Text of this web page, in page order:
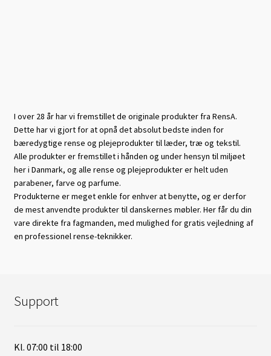
I over 28 år har vi fremstillet de originale produkter fra RensA.
Dette har vi gjort for at opnå det absolut bedste inden for
bæredygtige rense og plejeprodukter til læder, træ og tekstil.
Alle produkter er fremstillet i hånden og under hensyn til miljøet
her i Danmark, og alle rense og plejeprodukter er helt uden
parabener, farve og parfume.
Produkterne er meget enkle for enhver at benytte, og er derfor
de mest anvendte produkter til danskernes møbler. Her får du din
vare direkte fra fagmanden, med mulighed for gratis vejledning af
en professionel rense-teknikker.
Support
Kl. 07:00 til 18:00